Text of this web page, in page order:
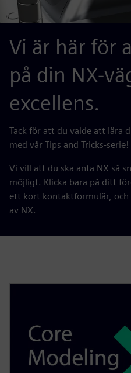
Vi är här för
på din NX-
excellens.
Tack för att du valde att lära
med vår Tips and Tricks-serie!
Vi vill att du ska anta NX så
möjligt. Klicka bara på ditt
ett kort kontaktformulär, och
av NX.